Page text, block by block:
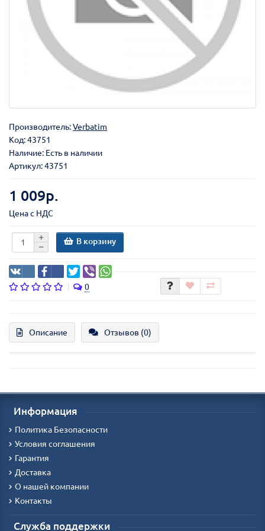
Производитель:Verbatim
Код:43751
Наличие: Есть в наличии
Артикул: 43751
1 009р.
Цена с НДС
В корзину
0
Описание Отзывов (0)
Информация
Политика Безопасности
Условия соглашения
Гарантия
Доставка
О нашей компании
Контакты
Служба поддержки